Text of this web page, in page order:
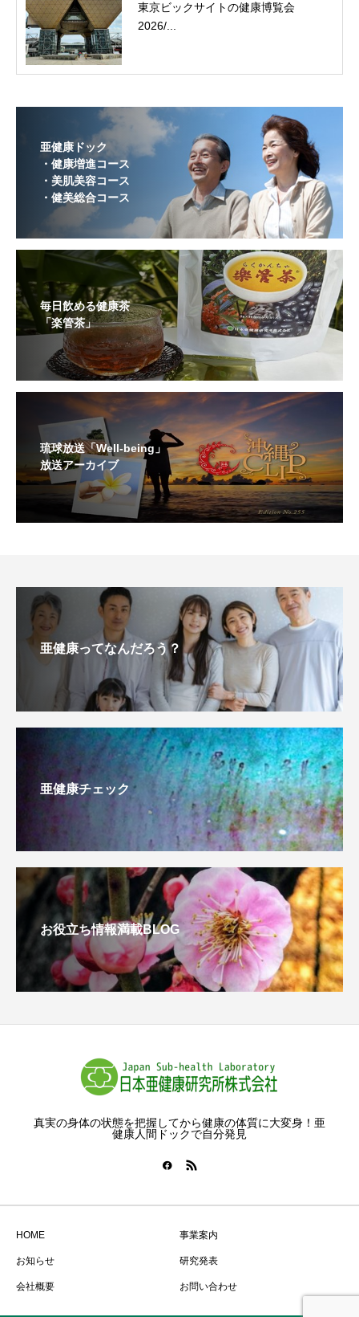
東京ビックサイトの健康博覧会
2026/...
亜健康ドック
・健康増進コース
・美肌美容コース
・健美総合コース
毎日飲める健康茶
「楽管茶」
琉球放送「Well-being」
放送アーカイブ
亜健康ってなんだろう？
亜健康チェック
お役立ち情報満載BLOG
真実の身体の状態を把握してから健康の体質に大変身！亜
健康人間ドックで自分発見
HOME 事業案内
お知らせ 研究発表
会社概要 お問い合わせ